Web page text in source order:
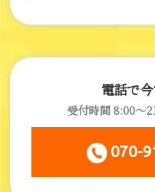
電話で
受付時間 8:00～
070-